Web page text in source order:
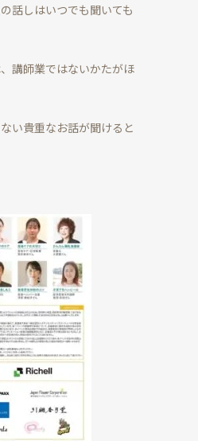
話しはいつでも聞いても
講師業ではないかたがほ
い貴重なお話が聞けると